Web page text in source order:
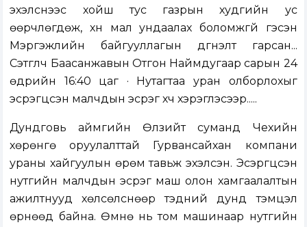
эхэлснээс хойш тус газрын худгийн ус
өөрчлөгдөж, хүн мал ундаалах боломжгүй гэсэн
Мэргэжлийн байгууллагын дүгнэлт гарсан...
Сэтгүүлч Баасанжавын Отгон Наймдугаар сарын 24
өдрийн 16:40 цаг · Нутагтаа уран олборлохыг
эсрэгүүцсэн малчдын эсрэг хүч хэрэглэсээр.....
Дундговь аймгийн Өлзийт суманд Чехийн
хөрөнгө оруулалттай Гурвансайхан компани
ураны хайгуулын өрөм тавьж эхэлсэн. Эсэргүүцсэн
нутгийн малчдын эсрэг маш олон хамгаалалтын
ажилтнууд хөлсөлснөөр тэдний дунд тэмцэл
өрнөөд байна. Өмнө нь том машинаар нутгийн